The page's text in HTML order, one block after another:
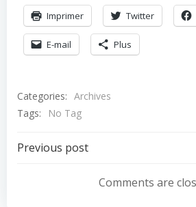
Imprimer Twitter
E-mail Plus
Categories: Archives
Tags:
No Tag
Navigation
Previous post
de
Comments are